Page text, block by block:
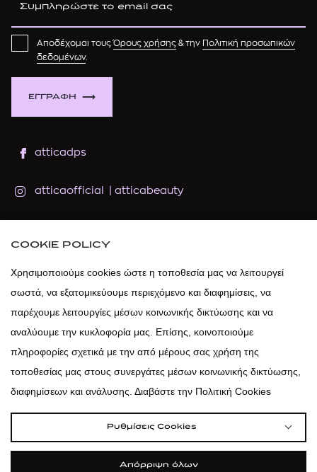
ΕΓΓΡΑΦΗ
Αποδέχομαι τουςΌρους χρήσης & την Πολιτική προσωπικών
δεδομένων.
atticadps
atticaofficial atticabeauty
atticadps
Πολιτική Cookies | Κώδικας Δεοντολογίας
COOKIE POLICY
Χρησιμοποιούμε cookies ώστε η τοποθεσία μας να λειτουργεί
σωστά, να εξατομικεύουμε περιεχόμενο και διαφημίσεις, να
παρέχουμε λειτουργίες μέσων κοινωνικής δικτύωσης και να
αναλύουμε την κυκλοφορία μας. Επίσης, κοινοποιούμε
πληροφορίες σχετικά με την από μέρους σας χρήση της
τοποθεσίας μας στους συνεργάτες μέσων κοινωνικής δικτύωσης,
διαφημίσεων και ανάλυσης. Διαβάστε την Πολιτική Cookies
Ρυθμίσεις Cookies
Απόρριψη όλων